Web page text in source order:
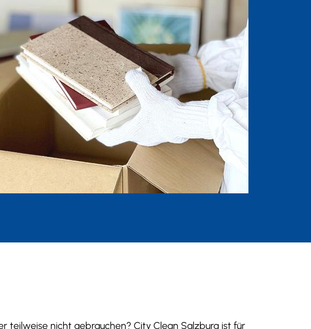
teilweise nicht gebrauchen? City Clean Salzburg ist für